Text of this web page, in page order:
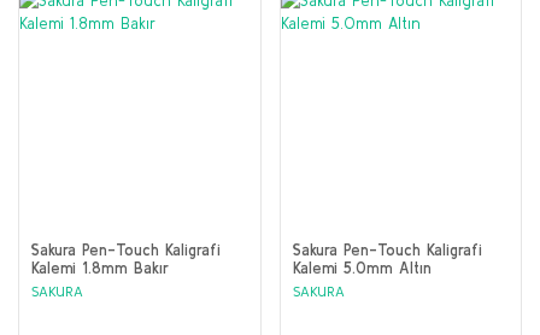
Sakura Pen-Touch Kaligrafi
Kalemi 1.8mm Bakır
SAKURA
Sakura Pen-Touch Kaligrafi
Kalemi 5.0mm Altın
SAKURA